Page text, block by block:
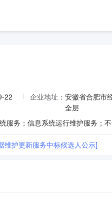
22 企业地址： 安徽省合肥市
全层
维护更新服务中标候选人公示]